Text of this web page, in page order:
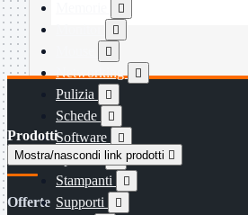



Networking 
Pulizia 
Schede 
Software 
Speaker 
Stampanti 
Supporti 
Prodotti
Mostra/nascondi link prodotti 
Offerte